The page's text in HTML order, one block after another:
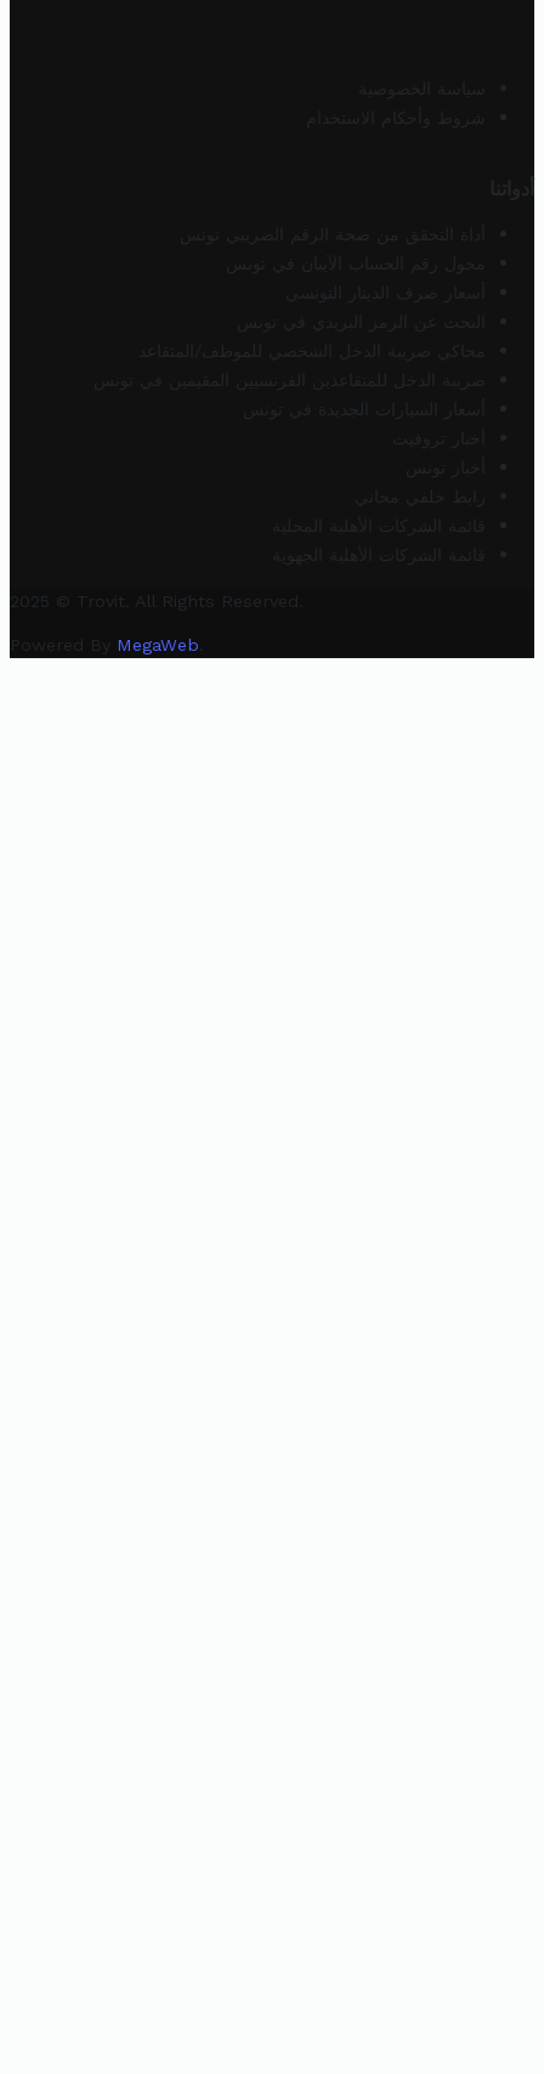
سياسة الخصوصية
شروط وأحكام الاستخدام
أدواتنا
أداة التحقق من صحة الرقم الضريبي تونس
محول رقم الحساب الآيبان في تونس
أسعار صرف الدينار التونسي
البحث عن الرمز البريدي في تونس
محاكي ضريبة الدخل الشخصي للموظف/المتقاعد
ضريبة الدخل للمتقاعدين الفرنسيين المقيمين في تونس
أسعار السيارات الجديدة في تونس
أخبار تروفيت
أخبار تونس
رابط خلفي مجاني
قائمة الشركات الأهلية المحلية
قائمة الشركات الأهلية الجهوية
2025 © Trovit. All Rights Reserved.
Powered By MegaWeb